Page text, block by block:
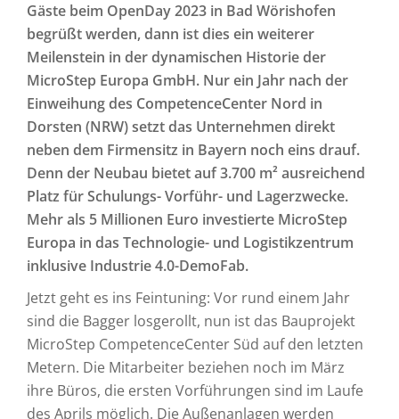
Gäste beim OpenDay 2023 in Bad Wörishofen
begrüßt werden, dann ist dies ein weiterer
Meilenstein in der dynamischen Historie der
MicroStep Europa GmbH. Nur ein Jahr nach der
Einweihung des CompetenceCenter Nord in
Dorsten (NRW) setzt das Unternehmen direkt
neben dem Firmensitz in Bayern noch eins drauf.
Denn der Neubau bietet auf 3.700 m² ausreichend
Platz für Schulungs- Vorführ- und Lagerzwecke.
Mehr als 5 Millionen Euro investierte MicroStep
Europa in das Technologie- und Logistikzentrum
inklusive Industrie 4.0-DemoFab.
Jetzt geht es ins Feintuning: Vor rund einem Jahr
sind die Bagger losgerollt, nun ist das Bauprojekt
MicroStep CompetenceCenter Süd auf den letzten
Metern. Die Mitarbeiter beziehen noch im März
ihre Büros, die ersten Vorführungen sind im Laufe
des Aprils möglich. Die Außenanlagen werden